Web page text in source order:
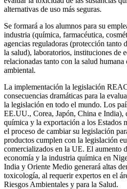
alternativas de uso más seguras.
Se formará a los alumnos para su
industria (química, farmacéutica,
agencias reguladoras (protección tanto
la salud), laboratorios, instituciones de
relacionadas tanto con la salud
ambiental.
La implementación la legislación
consecuencias dramáticas para la
la legislación en todo el mundo. Los
EE.UU., Corea, Japón, China e India),
química y la exportación a los Estados
el proceso de cambiar su legislación
productos cumplen con la legislación
comercializados en la UE. El aumento
economía y la industria química en
India y Oriente Medio generará altas
toxicología, al requerir expertos en el
Riesgos Ambientales y para la Salud.